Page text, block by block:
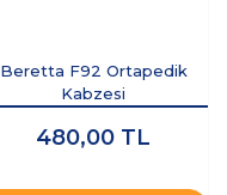
Beretta F92 Ortapedik
Kabzesi
480,00 TL